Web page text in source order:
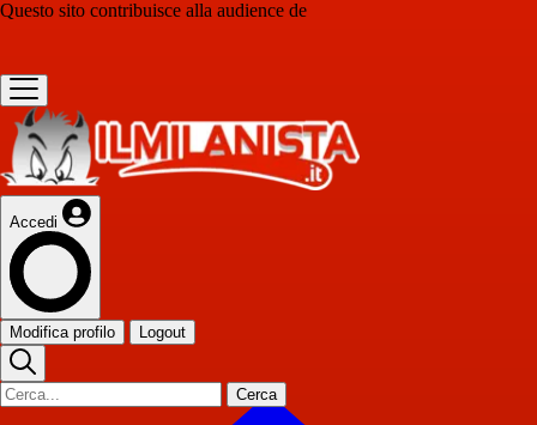
Questo sito contribuisce alla audience de
Accedi
Modifica profilo Logout
Cerca